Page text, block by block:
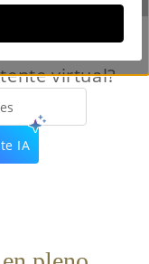
virtual?
IA